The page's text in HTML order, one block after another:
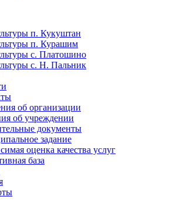
п. Кукуштан
п. Курашим
с. Платошино
с. Н. Пальник
об организации
об учреждении
документы
задание
оценка качества услуг
база